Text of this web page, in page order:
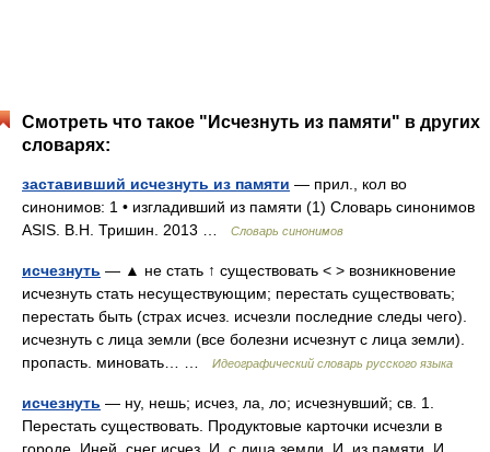
Смотреть что такое "Исчезнуть из памяти" в других
словарях:
заставивший исчезнуть из памяти — прил., кол во
синонимов: 1 • изгладивший из памяти (1) Словарь синонимов
ASIS. В.Н. Тришин. 2013 …
Словарь синонимов
исчезнуть — ▲ не стать ↑ существовать < > возникновение
исчезнуть стать несуществующим; перестать существовать;
перестать быть (страх исчез. исчезли последние следы чего).
исчезнуть с лица земли (все болезни исчезнут с лица земли).
пропасть. миновать… …
Идеографический словарь русского языка
исчезнуть — ну, нешь; исчез, ла, ло; исчезнувший; св. 1.
Перестать существовать. Продуктовые карточки исчезли в